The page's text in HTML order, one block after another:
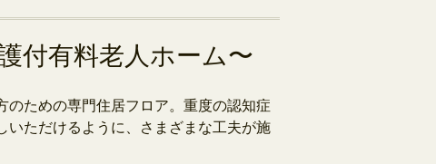
付有料老人ホーム〜
ための専門住居フロア。重度の認知症
いただけるように、さまざまな工夫が施